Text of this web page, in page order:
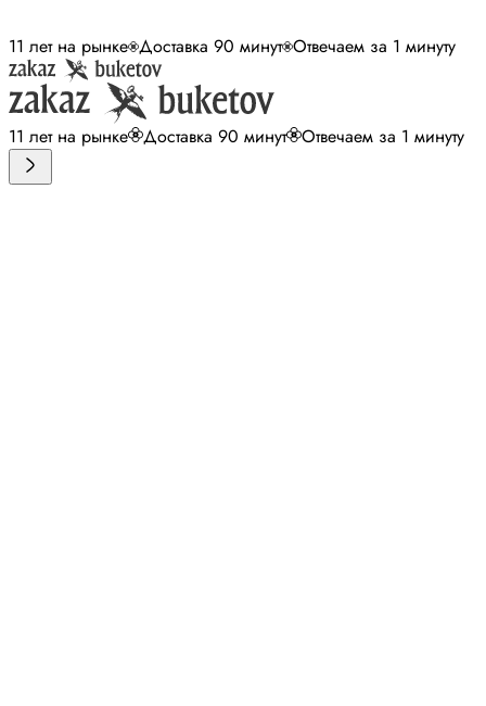
11 лет на рынке Доставка 90 минут Отвечаем за 1 минуту
11 лет на рынке Доставка 90 минут Отвечаем за 1 минуту